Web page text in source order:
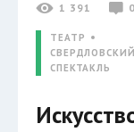
1 391 0
ТЕАТР
СПЕКТАКЛЬ